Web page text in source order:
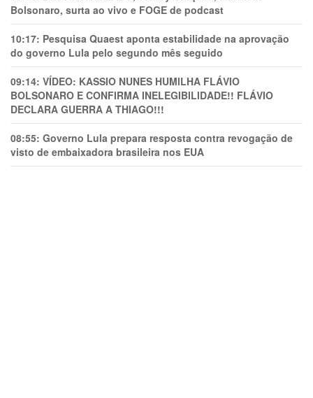
Bolsonaro, surta ao vivo e FOGE de podcast
10:17: Pesquisa Quaest aponta estabilidade na aprovação
do governo Lula pelo segundo mês seguido
09:14: VÍDEO: KASSIO NUNES HUMlLHA FLÁVIO
BOLSONARO E CONFIRMA INELEGIBILIDADE!! FLÁVIO
DECLARA GUERRA A THIAGO!!!
08:55: Governo Lula prepara resposta contra revogação de
visto de embaixadora brasileira nos EUA